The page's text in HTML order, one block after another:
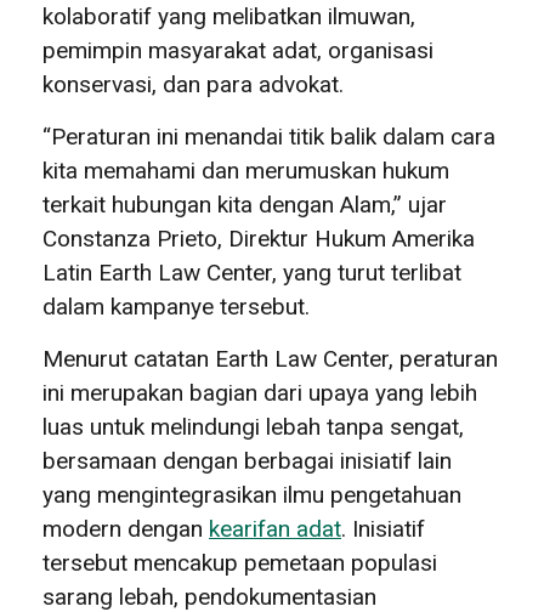
kolaboratif yang melibatkan ilmuwan,
pemimpin masyarakat adat, organisasi
konservasi, dan para advokat.
“Peraturan ini menandai titik balik dalam cara
kita memahami dan merumuskan hukum
terkait hubungan kita dengan Alam,” ujar
Constanza Prieto, Direktur Hukum Amerika
Latin Earth Law Center, yang turut terlibat
dalam kampanye tersebut.
Menurut catatan Earth Law Center, peraturan
ini merupakan bagian dari upaya yang lebih
luas untuk melindungi lebah tanpa sengat,
bersamaan dengan berbagai inisiatif lain
yang mengintegrasikan ilmu pengetahuan
modern dengan kearifan adat. Inisiatif
tersebut mencakup pemetaan populasi
sarang lebah, pendokumentasian